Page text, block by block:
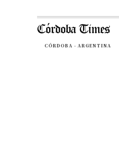
CÓRDOBA - ARGENTINA